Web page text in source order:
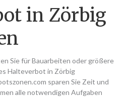
in Zörbig
Sie für Bauarbeiten oder größere
Halteverbot in Zörbig
sparen Sie Zeit und
alle notwendigen Aufgaben